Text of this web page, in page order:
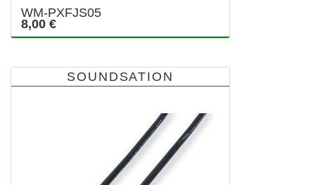
WM-PXFJS05
8,00 €
SOUNDSATION